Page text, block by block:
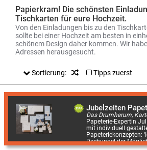
Papierkram! Die schönsten
Tischkarten für eure Hochzeit.
Von den Einladungen bis zu den
sollte bei einer Hochzeit am besten in
schönem Design daher kommen. Wir
Adressen herausgesucht.
Sortierung: Tipps zuerst
Jubelzeiten
Papeterie-Expertin
mit individuell
Papeteriekonzepten:
Dschungel der